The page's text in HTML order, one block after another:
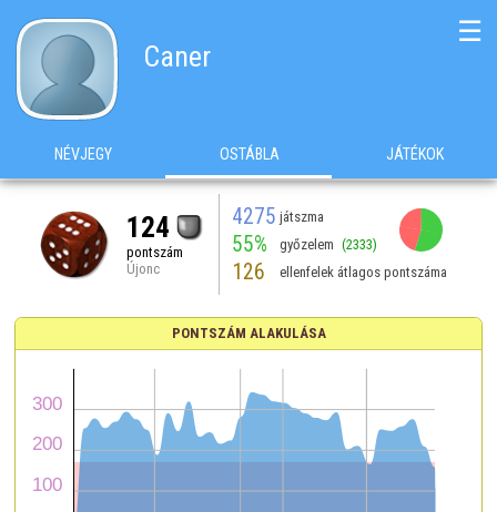
Caner
☰
NÉVJEGY OSTÁBLA JÁTÉKOK
124
pontszám
Újonc
4275 játszma
55% győzelem (2333)
126 ellenfelek átlagos pontszáma
PONTSZÁM ALAKULÁSA